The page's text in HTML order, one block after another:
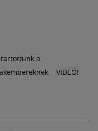
a
– VIDEÓ!